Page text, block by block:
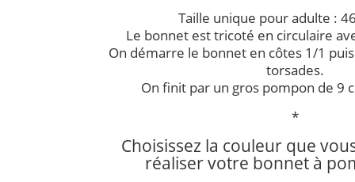
Taille unique pour adulte :
Le bonnet est tricoté en circulaire
On démarre le bonnet en côtes 1/1
torsades.
On finit par un gros pompon de 9
*
Choisissez la couleur que
réaliser votre bonnet à